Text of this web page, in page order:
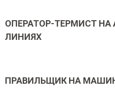
ОПЕРАТОР-ТЕРМИСТ
ЛИНИЯХ
ПРАВИЛЬЩИК НА